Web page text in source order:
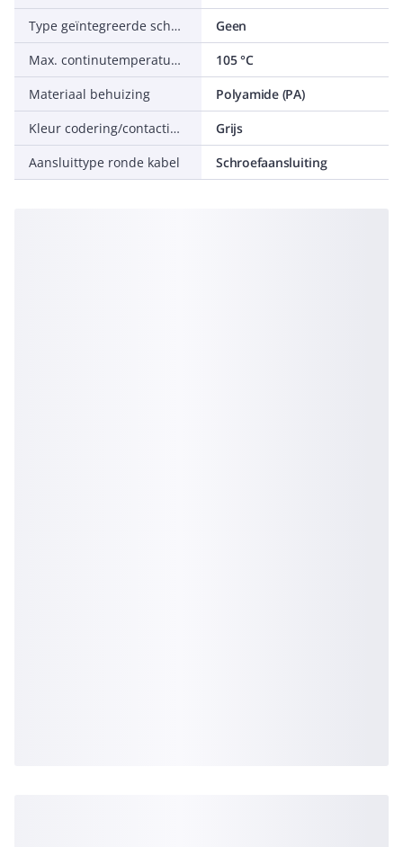
Type geïntegreerde schakeling
Geen
Max. continutemperatuur bestendigheid trekontlasting
105 °C
Materiaal behuizing
Polyamide (PA)
Kleur codering/contactinzetstuk
Grijs
Aansluittype ronde kabel
Schroefaansluiting